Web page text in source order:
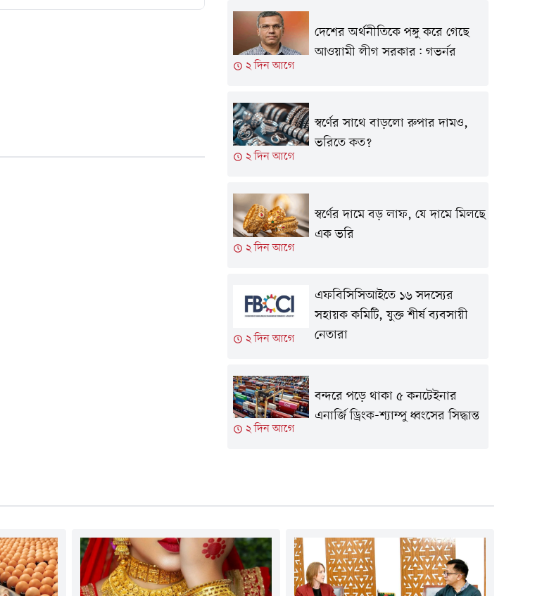
২ দিন আগে
দেশের অর্থনীতিকে পঙ্গু করে গেছে
আওয়ামী লীগ সরকার: গভর্নর
২ দিন আগে
স্বর্ণের সাথে বাড়লো রুপার দামও,
ভরিতে কত?
২ দিন আগে
স্বর্ণের দামে বড় লাফ, যে দামে মিলছে
এক ভরি
২ দিন আগে
এফবিসিসিআইতে ১৬ সদস্যের
সহায়ক কমিটি, যুক্ত শীর্ষ ব্যবসায়ী
নেতারা
২ দিন আগে
বন্দরে পড়ে থাকা ৫ কনটেইনার
এনার্জি ড্রিংক-শ্যাম্পু ধ্বংসের সিদ্ধান্ত